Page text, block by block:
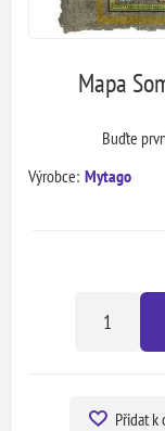
Mapa
Buďte
Výrobce: Mytago
Přidat